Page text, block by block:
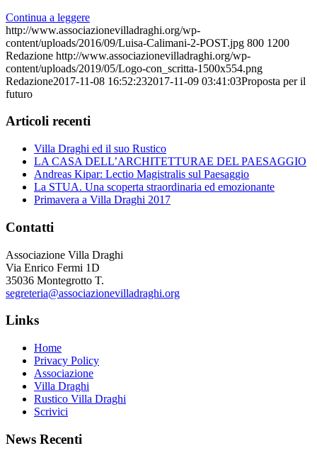
Continua a leggere
http://www.associazionevilladraghi.org/wp-
content/uploads/2016/09/Luisa-Calimani-2-POST.jpg 800 1200
Redazione http://www.associazionevilladraghi.org/wp-
content/uploads/2019/05/Logo-con_scritta-1500x554.png
Redazione2017-11-08 16:52:232017-11-09 03:41:03Proposta per il
futuro
Articoli recenti
Villa Draghi ed il suo Rustico
LA CASA DELL’ARCHITETTURAE DEL PAESAGGIO
Andreas Kipar: Lectio Magistralis sul Paesaggio
La STUA. Una scoperta straordinaria ed emozionante
Primavera a Villa Draghi 2017
Contatti
Associazione Villa Draghi
Via Enrico Fermi 1D
35036 Montegrotto T.
segreteria@associazionevilladraghi.org
Links
Home
Privacy Policy
Associazione
Villa Draghi
Rustico Villa Draghi
Scrivici
News Recenti